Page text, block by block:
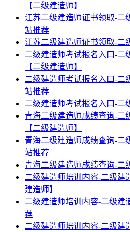
【二级建造师】
江苏二级建造师证书领取-二
站推荐
江苏二级建造师证书领取-二
二级建造师考试报名入口-二
【二级建造师】
二级建造师考试报名入口-二
站推荐
二级建造师考试报名入口-二
青海二级建造师成绩查询-二
【二级建造师】
青海二级建造师成绩查询-二
站推荐
青海二级建造师成绩查询-二
二级建造师培训内容-二级建
建造师】
二级建造师培训内容-二级建
荐
二级建造师培训内容-二级建